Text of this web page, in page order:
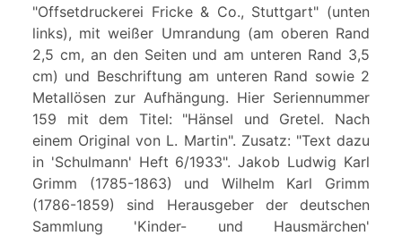
"Offsetdruckerei Fricke & Co., Stuttgart" (unten
links), mit weißer Umrandung (am oberen Rand
2,5 cm, an den Seiten und am unteren Rand 3,5
cm) und Beschriftung am unteren Rand sowie 2
Metallösen zur Aufhängung. Hier Seriennummer
159 mit dem Titel: "Hänsel und Gretel. Nach
einem Original von L. Martin". Zusatz: "Text dazu
in 'Schulmann' Heft 6/1933". Jakob Ludwig Karl
Grimm (1785-1863) und Wilhelm Karl Grimm
(1786-1859) sind Herausgeber der deutschen
Sammlung 'Kinder- und Hausmärchen'